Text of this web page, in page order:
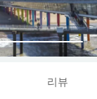
리뷰